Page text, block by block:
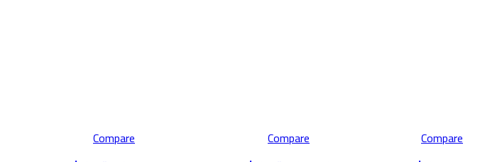
Compare
Compare
Compare